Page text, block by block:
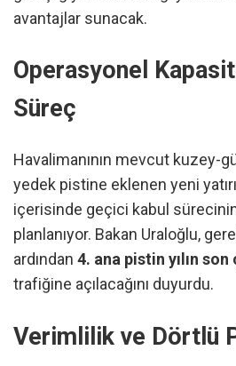
avantajlar sunacak.
Operasyonel
Süreç
Havalimanının mevcut kuzey-
yedek pistine eklenen yeni
içerisinde geçici kabul
planlanıyor. Bakan Uraloğlu,
ardından 4. ana pistin yılın
trafiğine açılacağını duyurdu.
Verimlilik ve Dörtlü